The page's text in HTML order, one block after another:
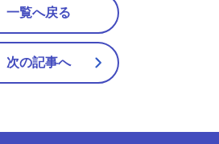
一覧へ戻る
次の記事へ